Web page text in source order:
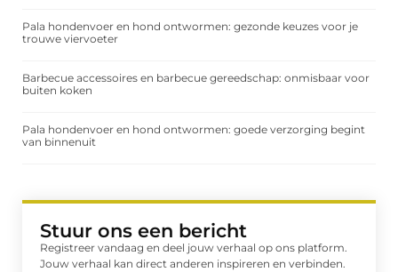
Pala hondenvoer en hond ontwormen: gezonde keuzes voor je
trouwe viervoeter
Barbecue accessoires en barbecue gereedschap: onmisbaar voor
buiten koken
Pala hondenvoer en hond ontwormen: goede verzorging begint
van binnenuit
Stuur ons een bericht
Registreer vandaag en deel jouw verhaal op ons platform.
Jouw verhaal kan direct anderen inspireren en verbinden.